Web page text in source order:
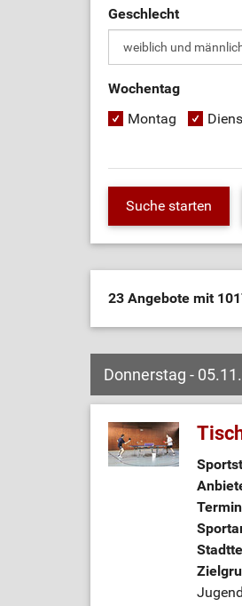
Geschlecht
Wochentag
Montag
23 Angebote mit
Donnerstag -